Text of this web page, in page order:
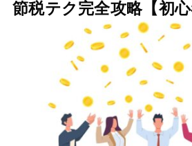
節税テク完全攻略【初心